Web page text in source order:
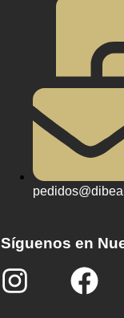
Síguenos en